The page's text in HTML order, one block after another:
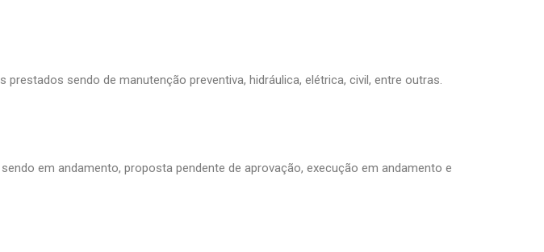
sendo de manutenção preventiva, hidráulica, elétrica, civil, entre outras.
em andamento, proposta pendente de aprovação, execução em andamento e